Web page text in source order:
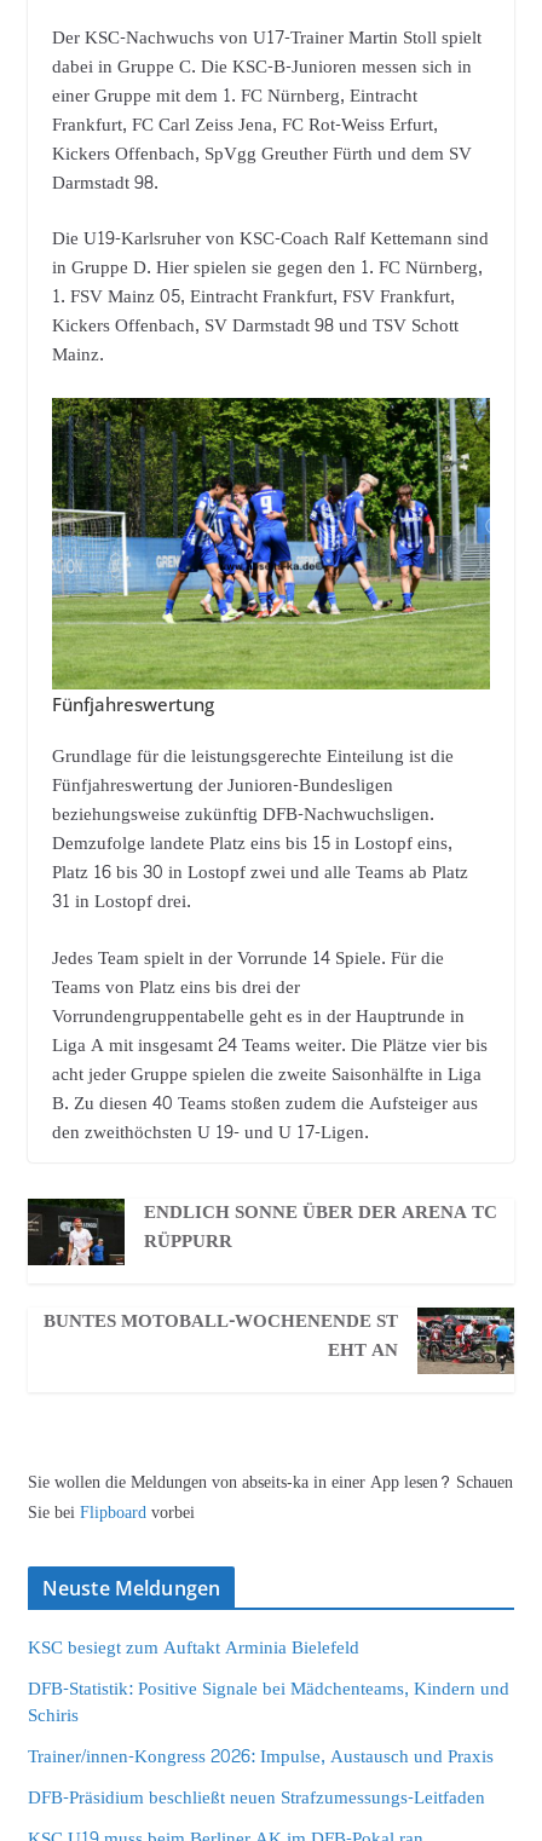
Der KSC-Nachwuchs von U17-Trainer Martin Stoll spielt
dabei in Gruppe C. Die KSC-B-Junioren messen sich in
einer Gruppe mit dem 1. FC Nürnberg, Eintracht
Frankfurt, FC Carl Zeiss Jena, FC Rot-Weiss Erfurt,
Kickers Offenbach, SpVgg Greuther Fürth und dem SV
Darmstadt 98.
Die U19-Karlsruher von KSC-Coach Ralf Kettemann sind
in Gruppe D. Hier spielen sie gegen den 1. FC Nürnberg,
1. FSV Mainz 05, Eintracht Frankfurt, FSV Frankfurt,
Kickers Offenbach, SV Darmstadt 98 und TSV Schott
Mainz.
Fünfjahreswertung
Grundlage für die leistungsgerechte Einteilung ist die
Fünfjahreswertung der Junioren-Bundesligen
beziehungsweise zukünftig DFB-Nachwuchsligen.
Demzufolge landete Platz eins bis 15 in Lostopf eins,
Platz 16 bis 30 in Lostopf zwei und alle Teams ab Platz
31 in Lostopf drei.
Jedes Team spielt in der Vorrunde 14 Spiele. Für die
Teams von Platz eins bis drei der
Vorrundengruppentabelle geht es in der Hauptrunde in
Liga A mit insgesamt 24 Teams weiter. Die Plätze vier bis
acht jeder Gruppe spielen die zweite Saisonhälfte in Liga
B. Zu diesen 40 Teams stoßen zudem die Aufsteiger aus
den zweithöchsten U 19- und U 17-Ligen.
ENDLICH SONNE ÜBER DER ARENA TC
RÜPPURR
BUNTES MOTOBALL-WOCHENENDE ST
EHT AN
Sie wollen die Meldungen von abseits-ka in einer App lesen? Schauen
Sie beiFlipboardvorbei
Neuste Meldungen
KSC besiegt zum Auftakt Arminia Bielefeld
DFB-Statistik: Positive Signale bei Mädchenteams, Kindern und
Schiris
Trainer/innen-Kongress 2026: Impulse, Austausch und Praxis
DFB-Präsidium beschließt neuen Strafzumessungs-Leitfaden